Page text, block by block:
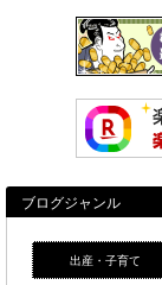
ブログジャンル
出産・子育て